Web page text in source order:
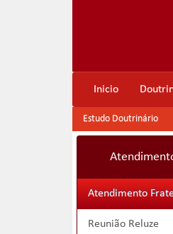
Inicio
Estudo Doutrinário
Atendimento
Reunião Reluze